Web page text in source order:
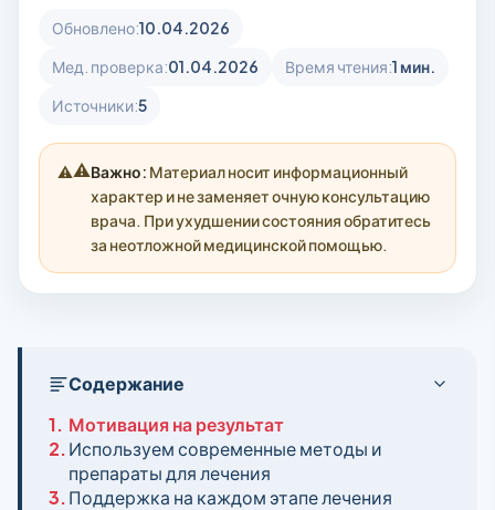
Обновлено:10.04.2026
Мед. проверка:01.04.2026 Время чтения:1 мин.
Источники:5
⚠️Важно: Материал носит информационный
характер и не заменяет очную консультацию
врача. При ухудшении состояния обратитесь
за неотложной медицинской помощью.
Содержание
1. Мотивация на результат
2.Используем современные методы и
препараты для лечения
3.Поддержка на каждом этапе лечения